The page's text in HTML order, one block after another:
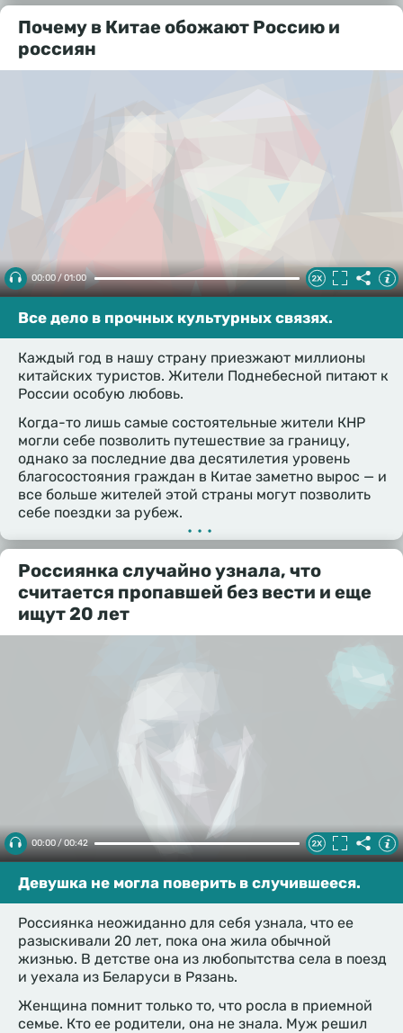
Почему в Китае обожают Россию и
россиян
00:00 / 01:00
Все дело в прочных культурных связях.
Каждый год в нашу страну приезжают миллионы
китайских туристов. Жители Поднебесной питают к
России особую любовь.
Когда-то лишь самые состоятельные жители КНР
могли себе позволить путешествие за границу,
однако за последние два десятилетия уровень
благосостояния граждан в Китае заметно вырос — и
все больше жителей этой страны могут позволить
себе поездки за рубеж.
•••
Россиянка случайно узнала, что
считается пропавшей без вести и еще
ищут 20 лет
00:00 / 00:42
Девушка не могла поверить в случившееся.
Россиянка неожиданно для себя узнала, что ее
разыскивали 20 лет, пока она жила обычной
жизнью. В детстве она из любопытства села в поезд
и уехала из Беларуси в Рязань.
Женщина помнит только то, что росла в приемной
семье. Кто ее родители, она не знала. Муж решил